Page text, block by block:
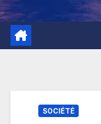
SOCIÉTÉ